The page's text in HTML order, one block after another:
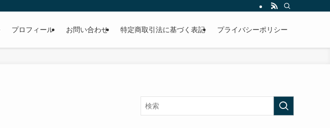
プロフィール お問い合わせ 特定商取引法に基づく表記 プライバシーポリシー